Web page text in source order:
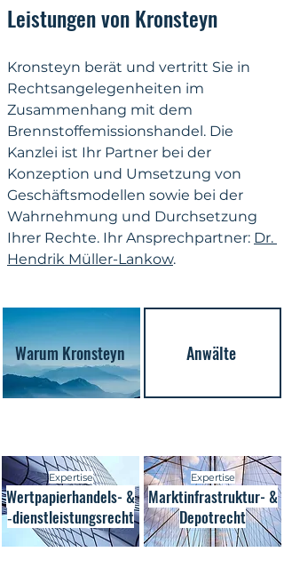
Leistungen von Kronsteyn
Kronsteyn berät und vertritt Sie in
Rechtsangelegenheiten im
Zusammenhang mit dem
Brennstoffemissionshandel. Die
Kanzlei ist Ihr Partner bei der
Konzeption und Umsetzung von
Geschäftsmodellen sowie bei der
Wahrnehmung und Durchsetzung
Ihrer Rechte. Ihr Ansprechpartner: Dr.
Hendrik Müller-Lankow.
Warum Kronsteyn Anwälte
Expertise
Wertpapierhandels- &
‑dienstleistungsrecht
Expertise
Marktinfrastruktur- &
Depotrecht